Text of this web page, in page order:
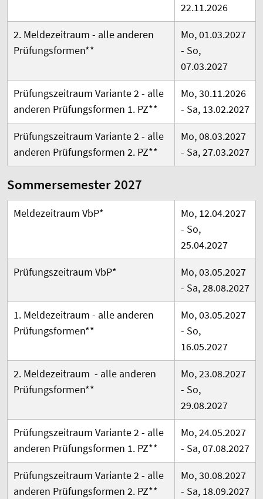
22.11.2026
2. Meldezeitraum - alle anderen
Prüfungsformen**
Mo, 01.03.2027
- So,
07.03.2027
Prüfungszeitraum Variante 2 - alle
anderen Prüfungsformen 1. PZ**
Mo, 30.11.2026
- Sa, 13.02.2027
Prüfungszeitraum Variante 2 - alle
anderen Prüfungsformen 2. PZ**
Mo, 08.03.2027
- Sa, 27.03.2027
Sommersemester 2027
Meldezeitraum VbP*
Mo, 12.04.2027
- So,
25.04.2027
Prüfungszeitraum VbP*
Mo, 03.05.2027
- Sa, 28.08.2027
1. Meldezeitraum - alle anderen
Prüfungsformen**
Mo, 03.05.2027
- So,
16.05.2027
2. Meldezeitraum - alle anderen
Prüfungsformen**
Mo, 23.08.2027
- So,
29.08.2027
Prüfungszeitraum Variante 2 - alle
anderen Prüfungsformen 1. PZ**
Mo, 24.05.2027
- Sa, 07.08.2027
Prüfungszeitraum Variante 2 - alle
anderen Prüfungsformen 2. PZ**
Mo, 30.08.2027
- Sa, 18.09.2027